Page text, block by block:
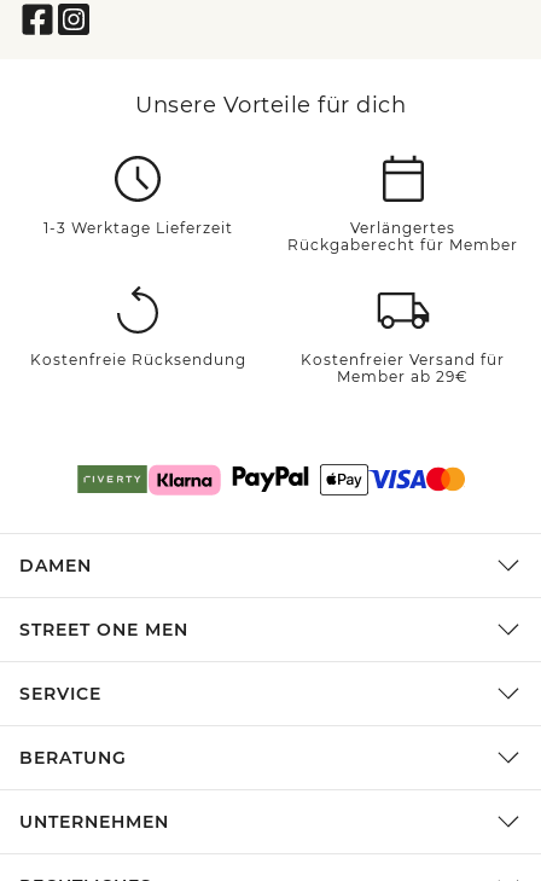
Unsere Vorteile für dich
1-3 Werktage Lieferzeit
Verlängertes
Rückgaberecht für Member
Kostenfreie Rücksendung
Kostenfreier Versand für
Member ab 29€
DAMEN
STREET ONE MEN
SERVICE
BERATUNG
UNTERNEHMEN